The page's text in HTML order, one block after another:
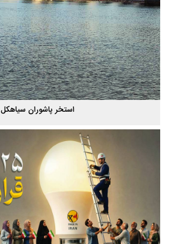
پاییز هزار رنگ گیلان